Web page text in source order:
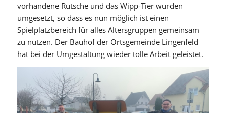
vorhandene Rutsche und das Wipp-Tier wurden
umgesetzt, so dass es nun möglich ist einen
Spielplatzbereich für alles Altersgruppen gemeinsam
zu nutzen. Der Bauhof der Ortsgemeinde Lingenfeld
hat bei der Umgestaltung wieder tolle Arbeit geleistet.